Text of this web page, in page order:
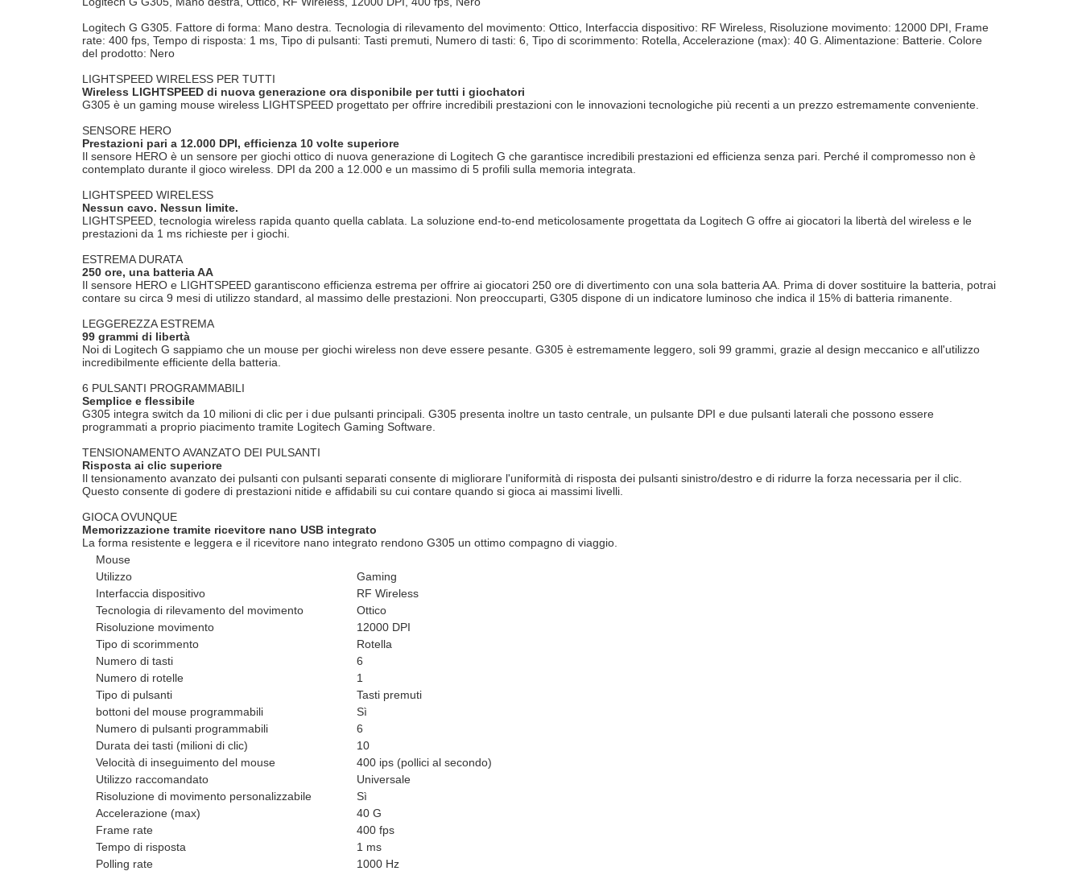
Logitech G G305. Fattore di forma: Mano destra. Tecnologia di rilevamento del movimento: Ottico, Interfaccia dispositivo: RF Wireless, Risoluzione movimento: 12000 DPI, Frame
rate: 400 fps, Tempo di risposta: 1 ms, Tipo di pulsanti: Tasti premuti, Numero di tasti: 6, Tipo di scorimmento: Rotella, Accelerazione (max): 40 G. Alimentazione: Batterie. Colore
del prodotto: Nero
LIGHTSPEED WIRELESS PER TUTTI
Wireless LIGHTSPEED di nuova generazione ora disponibile per tutti i giochatori
G305 è un gaming mouse wireless LIGHTSPEED progettato per offrire incredibili prestazioni con le innovazioni tecnologiche più recenti a un prezzo estremamente conveniente.
SENSORE HERO
Prestazioni pari a 12.000 DPI, efficienza 10 volte superiore
Il sensore HERO è un sensore per giochi ottico di nuova generazione di Logitech G che garantisce incredibili prestazioni ed efficienza senza pari. Perché il compromesso non è
contemplato durante il gioco wireless. DPI da 200 a 12.000 e un massimo di 5 profili sulla memoria integrata.
LIGHTSPEED WIRELESS
Nessun cavo. Nessun limite.
LIGHTSPEED, tecnologia wireless rapida quanto quella cablata. La soluzione end-to-end meticolosamente progettata da Logitech G offre ai giocatori la libertà del wireless e le
prestazioni da 1 ms richieste per i giochi.
ESTREMA DURATA
250 ore, una batteria AA
Il sensore HERO e LIGHTSPEED garantiscono efficienza estrema per offrire ai giocatori 250 ore di divertimento con una sola batteria AA. Prima di dover sostituire la batteria, potrai
contare su circa 9 mesi di utilizzo standard, al massimo delle prestazioni. Non preoccuparti, G305 dispone di un indicatore luminoso che indica il 15% di batteria rimanente.
LEGGEREZZA ESTREMA
99 grammi di libertà
Noi di Logitech G sappiamo che un mouse per giochi wireless non deve essere pesante. G305 è estremamente leggero, soli 99 grammi, grazie al design meccanico e all'utilizzo
incredibilmente efficiente della batteria.
6 PULSANTI PROGRAMMABILI
Semplice e flessibile
G305 integra switch da 10 milioni di clic per i due pulsanti principali. G305 presenta inoltre un tasto centrale, un pulsante DPI e due pulsanti laterali che possono essere
programmati a proprio piacimento tramite Logitech Gaming Software.
TENSIONAMENTO AVANZATO DEI PULSANTI
Risposta ai clic superiore
Il tensionamento avanzato dei pulsanti con pulsanti separati consente di migliorare l'uniformità di risposta dei pulsanti sinistro/destro e di ridurre la forza necessaria per il clic.
Questo consente di godere di prestazioni nitide e affidabili su cui contare quando si gioca ai massimi livelli.
GIOCA OVUNQUE
Memorizzazione tramite ricevitore nano USB integrato
La forma resistente e leggera e il ricevitore nano integrato rendono G305 un ottimo compagno di viaggio.
Mouse
Utilizzo
Gaming
Interfaccia dispositivo
RF Wireless
Tecnologia di rilevamento del movimento
Ottico
Risoluzione movimento
12000 DPI
Tipo di scorimmento
Rotella
Numero di tasti
6
Numero di rotelle
1
Tipo di pulsanti
Tasti premuti
bottoni del mouse programmabili
Sì
Numero di pulsanti programmabili
6
Durata dei tasti (milioni di clic)
10
Velocità di inseguimento del mouse
400 ips (pollici al secondo)
Utilizzo raccomandato
Universale
Risoluzione di movimento personalizzabile
Sì
Accelerazione (max)
40 G
Frame rate
400 fps
Tempo di risposta
1 ms
Polling rate
1000 Hz